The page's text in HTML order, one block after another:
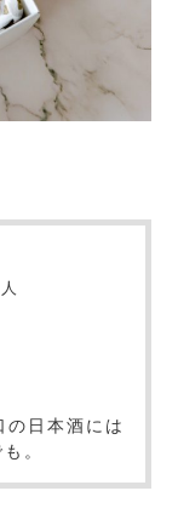
日本酒には
。